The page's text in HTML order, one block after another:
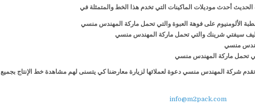
أحدث موديلات الماكينات التي تخدم هذا الخط والمتمثلة في
الألومنيوم على فوهة العبوة والتي تحمل ماركة المهندس منسي
سيفتي شرينك والتي تحمل ماركة المهندس منسي
منسي
تحمل ماركة المهندس منسي
تقدم شركة المهندس منسي دعوة لعملائها لزيارة معارضنا كي يتسنى لهم مشاهدة خط الإنتاج بجميع
info@m2pack.com